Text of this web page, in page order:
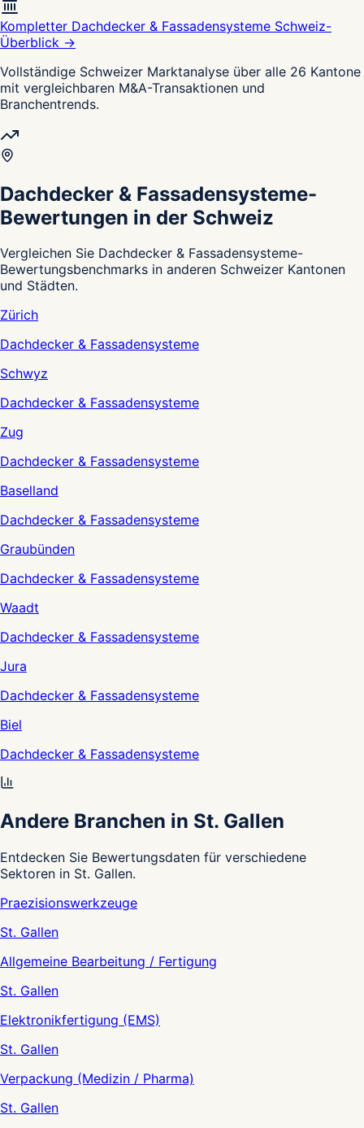
Kompletter Dachdecker & Fassadensysteme Schweiz-
Überblick →
Vollständige Schweizer Marktanalyse über alle 26 Kantone
mit vergleichbaren M&A-Transaktionen und
Branchentrends.
Dachdecker & Fassadensysteme-
Bewertungen in der Schweiz
Vergleichen Sie Dachdecker & Fassadensysteme-
Bewertungsbenchmarks in anderen Schweizer Kantonen
und Städten.
Zürich
Dachdecker & Fassadensysteme
Schwyz
Dachdecker & Fassadensysteme
Zug
Dachdecker & Fassadensysteme
Baselland
Dachdecker & Fassadensysteme
Graubünden
Dachdecker & Fassadensysteme
Waadt
Dachdecker & Fassadensysteme
Jura
Dachdecker & Fassadensysteme
Biel
Dachdecker & Fassadensysteme
Andere Branchen in St. Gallen
Entdecken Sie Bewertungsdaten für verschiedene
Sektoren in St. Gallen.
Praezisionswerkzeuge
St. Gallen
Allgemeine Bearbeitung / Fertigung
St. Gallen
Elektronikfertigung (EMS)
St. Gallen
Verpackung (Medizin / Pharma)
St. Gallen